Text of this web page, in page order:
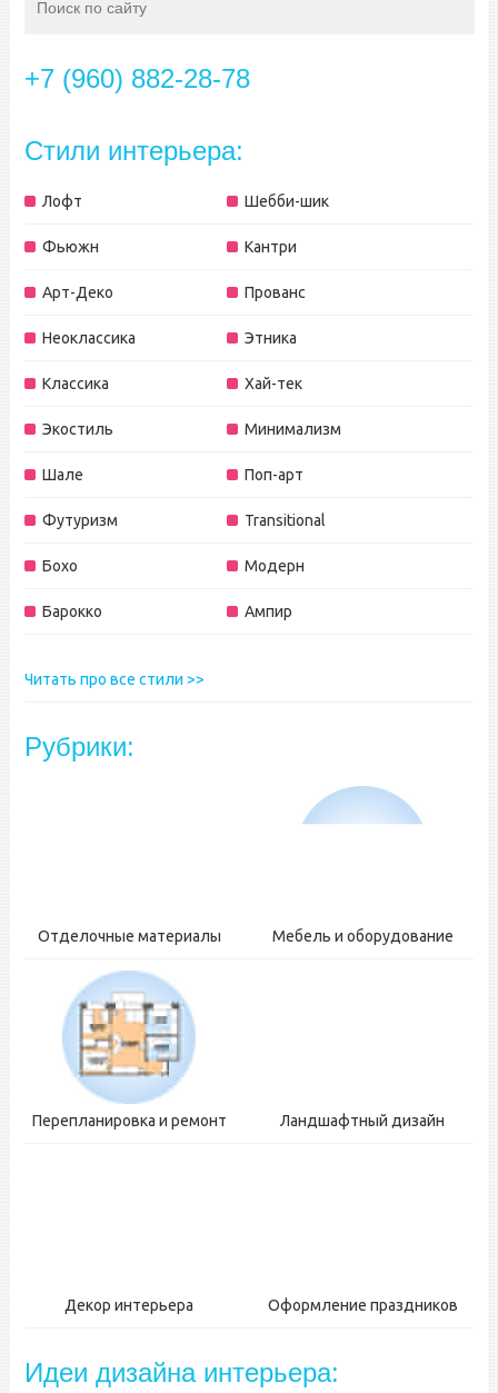
+7 (960) 882-28-78
Стили интерьера:
Лофт
Фьюжн
Арт-Деко
Неоклассика
Классика
Экостиль
Шале
Футуризм
Бохо
Барокко
Шебби-шик
Кантри
Прованс
Этника
Хай-тек
Минимализм
Поп-арт
Transitional
Модерн
Ампир
Читать про все стили >>
Рубрики:
Отделочные материалы Мебель и оборудование
Перепланировка и ремонт Ландшафтный дизайн
Декор интерьера Оформление праздников
Идеи дизайна интерьера: